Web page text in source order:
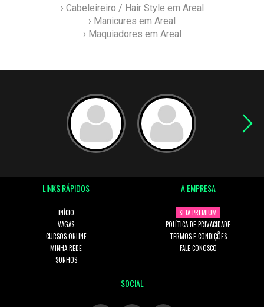
› Cabeleireiro / Hair Style em Areal
› Manicures em Areal
› Maquiadores em Areal
LINKS RÁPIDOS
INÍCIO
VAGAS
CURSOS ONLINE
MINHA REDE
SONHOS
A EMPRESA
SEJA PREMIUM
POLÍTICA DE PRIVACIDADE
TERMOS E CONDIÇÕES
FALE CONOSCO
SOCIAL